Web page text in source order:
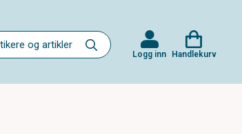
Logg inn Handlekurv